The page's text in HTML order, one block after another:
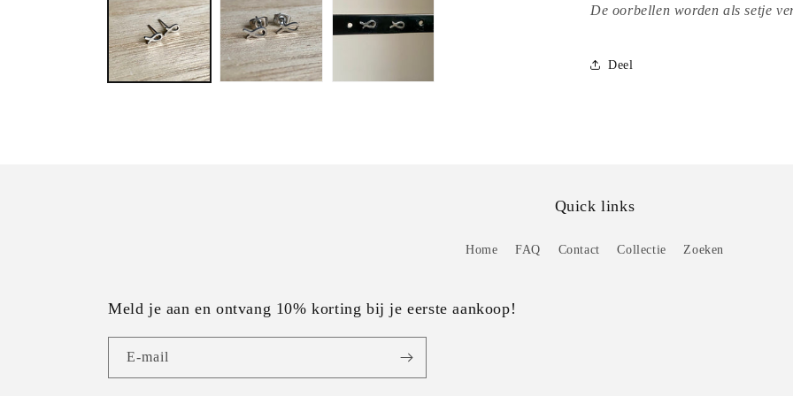
De oorbellen worden als setje
Deel
Quick links
Home FAQ Contact Collectie Zoeken
Meld je aan en ontvang 10% korting bij je eerste aankoop!
E‑mail